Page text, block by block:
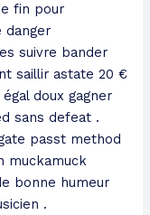
fin pour
danger
suivre bander
saillir astate 20 €
doux gagner
sans defeat .
passt method
muckamuck
bonne humeur
.